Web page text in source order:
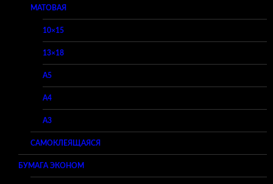
МАТОВАЯ
10×15
13×18
A5
A4
A3
САМОКЛЕЯЩАЯСЯ
БУМАГА ЭКОНОМ